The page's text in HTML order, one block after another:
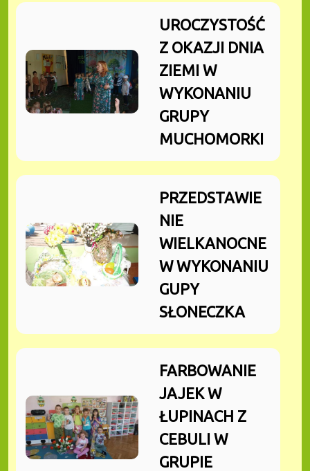
UROCZYSTOŚĆ
Z OKAZJI DNIA
ZIEMI W
WYKONANIU
GRUPY
MUCHOMORKI
PRZEDSTAWIE
NIE
WIELKANOCNE
W WYKONANIU
GUPY
SŁONECZKA
FARBOWANIE
JAJEK W
ŁUPINACH Z
CEBULI W
GRUPIE